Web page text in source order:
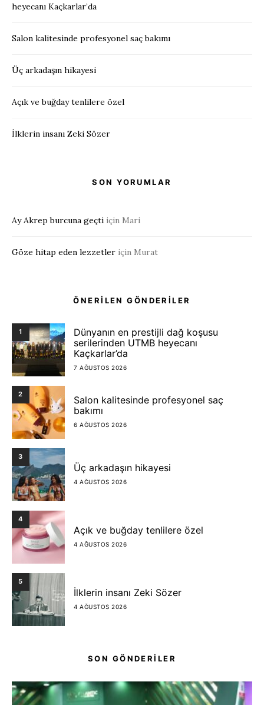
heyecanı Kaçkarlar’da
Salon kalitesinde profesyonel saç bakımı
Üç arkadaşın hikayesi
Açık ve buğday tenlilere özel
İlklerin insanı Zeki Sözer
SON YORUMLAR
Ay Akrep burcuna geçti için Mari
Göze hitap eden lezzetler için Murat
ÖNERİLEN GÖNDERİLER
1
Dünyanın en prestijli dağ koşusu
serilerinden UTMB heyecanı
Kaçkarlar’da
7 AĞUSTOS 2026
2
Salon kalitesinde profesyonel saç
bakımı
6 AĞUSTOS 2026
3
Üç arkadaşın hikayesi
4 AĞUSTOS 2026
4
Açık ve buğday tenlilere özel
4 AĞUSTOS 2026
5
İlklerin insanı Zeki Sözer
4 AĞUSTOS 2026
SON GÖNDERİLER